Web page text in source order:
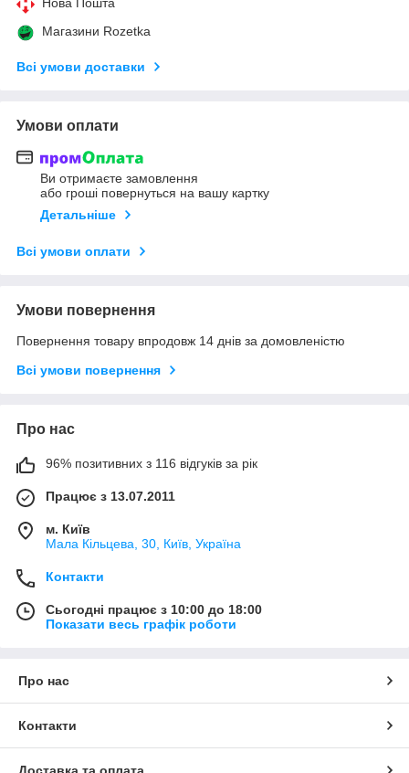
Магазини Rozetka
Всі умови доставки
Умови оплати
Ви отримаєте замовлення
або гроші повернуться на вашу картку
Детальніше
Всі умови оплати
Умови повернення
Повернення товару впродовж 14 днів за домовленістю
Всі умови повернення
Про нас
96% позитивних з 116 відгуків за рік
Працює з 13.07.2011
м. Київ
Мала Кільцева, 30, Київ, Україна
Контакти
Сьогодні працює з 10:00 до 18:00
Показати весь графік роботи
Про нас
Контакти